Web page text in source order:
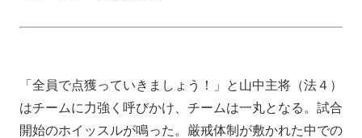
「全員で点獲っていきましょう！」と山中主将（法４）
はチームに力強く呼びかけ、チームは一丸となる。試合
開始のホイッスルが鳴った。厳戒体制が敷かれた中での